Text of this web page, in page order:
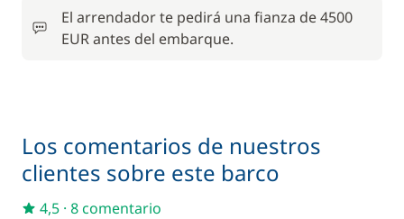
/ semana
Seabob / Scooter Acuático
El arrendador te pedirá una fianza de 4500
EUR antes del embarque.
Los comentarios de nuestros
clientes sobre este barco
4,5 · 8 comentario